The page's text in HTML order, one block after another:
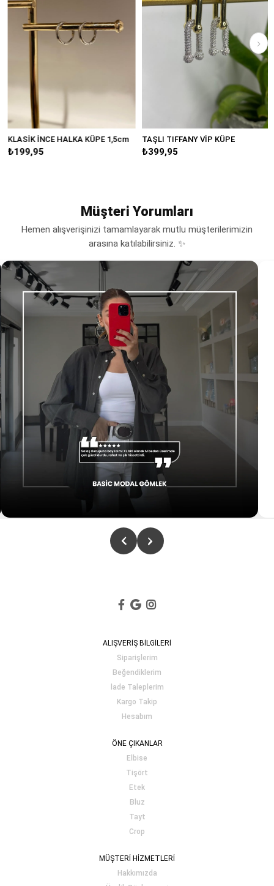
KLASİK İNCE HALKA KÜPE 1,5cm
₺199,95
TAŞLI TIFFANY VİP KÜPE
₺399,95
Müşteri Yorumları
Hemen alışverişinizi tamamlayarak mutlu müşterilerimizin
arasına katılabilirsiniz. ✨
ALIŞVERİŞ BİLGİLERİ
Siparişlerim
Beğendiklerim
İade Taleplerim
Kargo Takip
Hesabım
ÖNE ÇIKANLAR
Elbise
Tişört
Etek
Bluz
Tayt
Crop
MÜŞTERİ HİZMETLERİ
Hakkımızda